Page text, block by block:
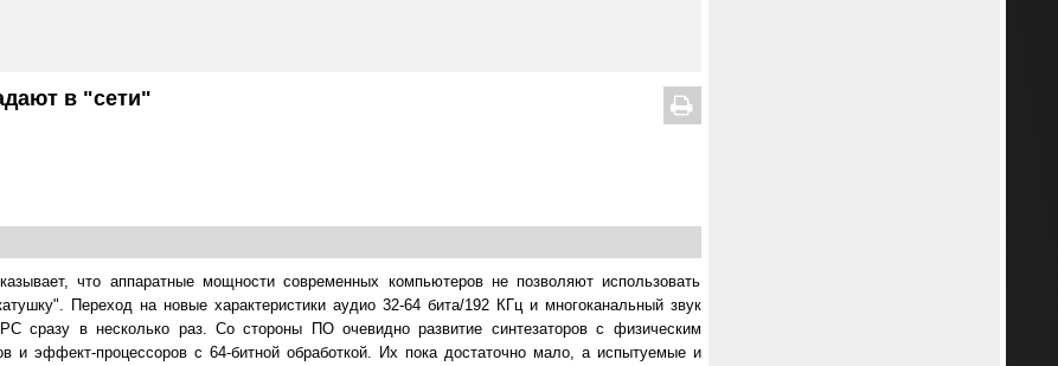
в "сети"
что аппаратные мощности современных компьютеров не позволяют использовать
Переход на новые характеристики аудио 32-64 бита/192 КГц и многоканальный звук
сразу в несколько раз. Со стороны ПО очевидно развитие синтезаторов с физическим
и эффект-процессоров с 64-битной обработкой. Их пока достаточно мало, а испытуемые и